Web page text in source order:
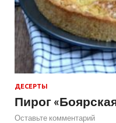
ДЕСЕРТЫ
Пирог
Оставьте комментарий